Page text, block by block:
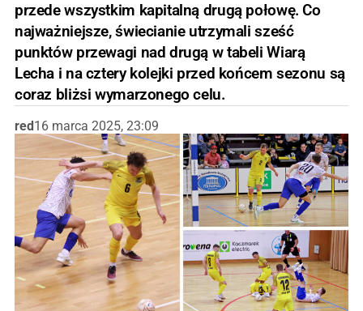
przede wszystkim kapitalną drugą połowę. Co
najważniejsze, świecianie utrzymali sześć
punktów przewagi nad drugą w tabeli Wiarą
Lecha i na cztery kolejki przed końcem sezonu są
coraz bliżsi wymarzonego celu.
red 16 marca 2025, 23:09